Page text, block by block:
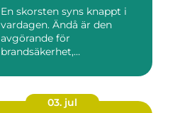
En skorsten syns knappt i
vardagen. Ändå är den
avgörande för
brandsäkerhet,
03. jul